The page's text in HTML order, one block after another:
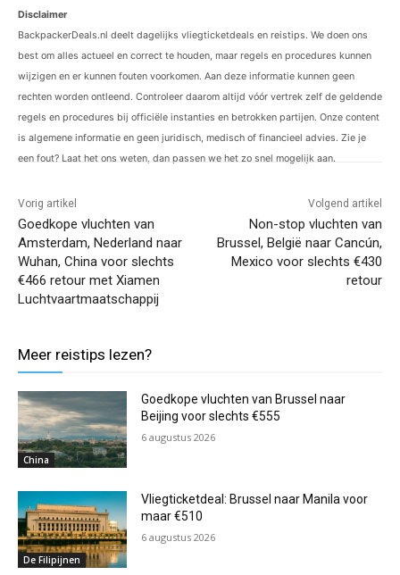
Disclaimer
BackpackerDeals.nl deelt dagelijks vliegticketdeals en reistips. We doen ons
best om alles actueel en correct te houden, maar regels en procedures kunnen
wijzigen en er kunnen fouten voorkomen. Aan deze informatie kunnen geen
rechten worden ontleend. Controleer daarom altijd vóór vertrek zelf de geldende
regels en procedures bij officiële instanties en betrokken partijen. Onze content
is algemene informatie en geen juridisch, medisch of financieel advies. Zie je
een fout? Laat het ons weten, dan passen we het zo snel mogelijk aan.
Vorig artikel
Goedkope vluchten van
Amsterdam, Nederland naar
Wuhan, China voor slechts
€466 retour met Xiamen
Luchtvaartmaatschappij
Volgend artikel
Non-stop vluchten van
Brussel, België naar Cancún,
Mexico voor slechts €430
retour
Meer reistips lezen?
China
Goedkope vluchten van Brussel naar
Beijing voor slechts €555
6 augustus 2026
De Filipijnen
Vliegticketdeal: Brussel naar Manila voor
maar €510
6 augustus 2026